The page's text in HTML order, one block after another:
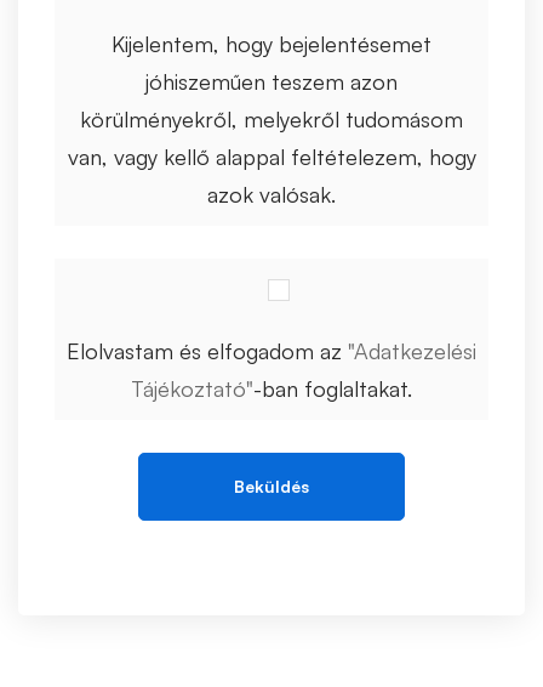
Kijelentem, hogy bejelentésemet
jóhiszeműen teszem azon
körülményekről, melyekről tudomásom
van, vagy kellő alappal feltételezem, hogy
azok valósak.
Elolvastam és elfogadom az "Adatkezelési
Tájékoztató"-ban foglaltakat.